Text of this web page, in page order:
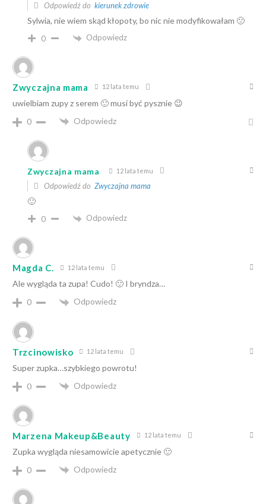
Odpowiedź do kierunek zdrowie
Sylwia, nie wiem skąd kłopoty, bo nic nie modyfikowałam 🙁
0 Odpowiedz
Zwyczajna mama 12 lata temu
uwielbiam zupy z serem 🙂 musi być pysznie 😉
0
Odpowiedz
Zwyczajna mama 12 lata temu
Odpowiedź do Zwyczajna mama
🙂
0 Odpowiedz
Magda C. 12 lata temu
Ale wygląda ta zupa! Cudo! 🙂 I bryndza…
0
Odpowiedz
Trzcinowisko 12 lata temu
Super zupka…szybkiego powrotu!
0
Odpowiedz
Marzena Makeup&Beauty 12 lata temu
Zupka wygląda niesamowicie apetycznie 🙂
0
Odpowiedz